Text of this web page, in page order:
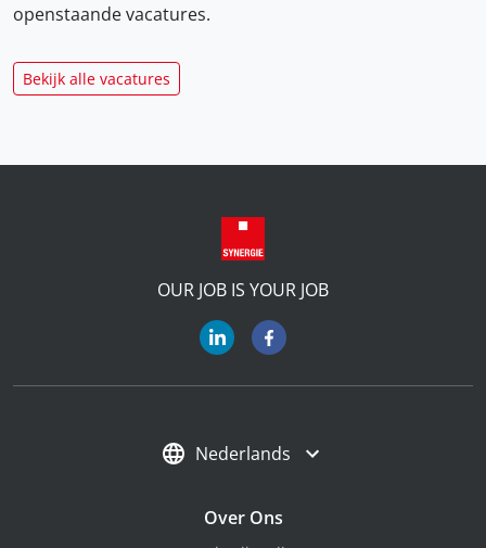
openstaande vacatures.
Bekijk alle vacatures
OUR JOB IS YOUR JOB
Nederlands
Over Ons